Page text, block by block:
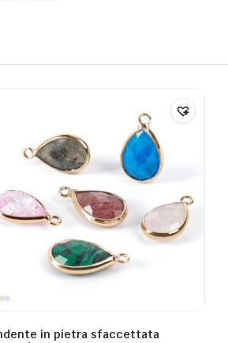
in pietra sfaccettata